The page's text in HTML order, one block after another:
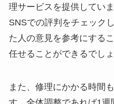
理サービスを提供してい
SNSでの評判をチェック
た人の意見を参考にする
任せることができるでしょ
また、修理にかかる時間